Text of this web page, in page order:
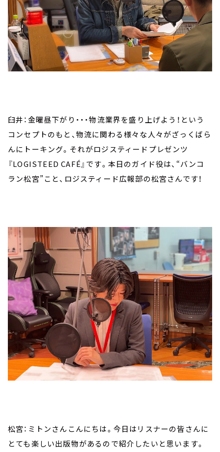
臼井：金曜昼下がり・・・物流業界を盛り上げよう！という
コンセプトのもと、物流に関わる様々な人々がざっくばら
んにトーキング。それがロジスティードプレゼンツ
『LOGISTEED CAFÉ』です。本日のガイド役は、“バンコ
ラン松宮”こと、ロジスティード広報部の松宮さんです！
松宮：ミトンさんこんにちは。今日はリスナーの皆さんに
とても楽しい出版物があるので紹介したいと思います。